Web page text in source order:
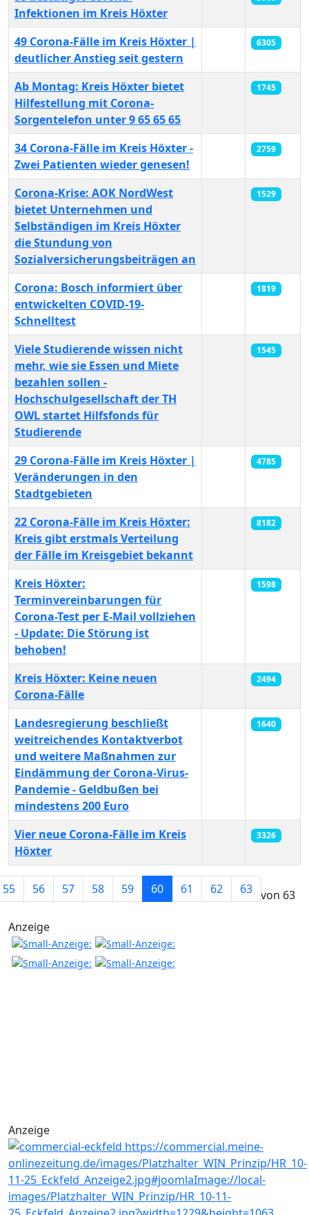
Beiträge
Infektionen im Kreis Höxter
49 Corona-Fälle im Kreis Höxter |
deutlicher Anstieg seit gestern
6305
Ab Montag: Kreis Höxter bietet
Hilfestellung mit Corona-
Sorgentelefon unter 9 65 65 65
1745
34 Corona-Fälle im Kreis Höxter -
Zwei Patienten wieder genesen!
2759
Corona-Krise: AOK NordWest
bietet Unternehmen und
Selbständigen im Kreis Höxter
die Stundung von
Sozialversicherungsbeiträgen an
1529
Corona: Bosch informiert über
entwickelten COVID-19-
Schnelltest
1819
Viele Studierende wissen nicht
mehr, wie sie Essen und Miete
bezahlen sollen -
Hochschulgesellschaft der TH
OWL startet Hilfsfonds für
Studierende
1545
29 Corona-Fälle im Kreis Höxter |
Veränderungen in den
Stadtgebieten
4785
22 Corona-Fälle im Kreis Höxter:
Kreis gibt erstmals Verteilung
der Fälle im Kreisgebiet bekannt
8182
Kreis Höxter:
Terminvereinbarungen für
Corona-Test per E-Mail vollziehen
- Update: Die Störung ist
behoben!
1598
Kreis Höxter: Keine neuen
Corona-Fälle
2494
Landesregierung beschließt
weitreichendes Kontaktverbot
und weitere Maßnahmen zur
Eindämmung der Corona-Virus-
Pandemie - Geldbußen bei
mindestens 200 Euro
1640
Vier neue Corona-Fälle im Kreis
Höxter
3326
Seite 60 von 63
55 56 57 58 59 60 61 62 63
Anzeige
Anzeige